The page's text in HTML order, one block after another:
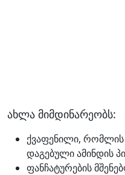
ახლა მიმდინარეობს:
ქვაფენილი, რომლის
დაგებული ამინდის
ფანჩატურების